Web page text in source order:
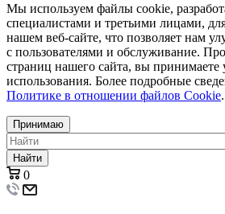
Мы используем файлы cookie,
специалистами и третьими лицами,
нашем веб-сайте, что позволяет нам
с пользователями и обслуживание.
страниц нашего сайта, вы принимаете
использования. Более подробные
Политике в отношении файлов Cookie.
Принимаю
Найти
0